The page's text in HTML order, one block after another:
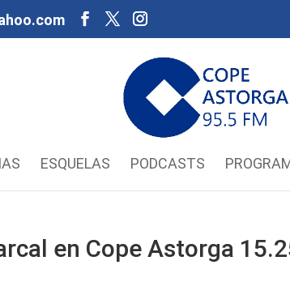
ESQUELAS PODCASTS
en Cope Astorga